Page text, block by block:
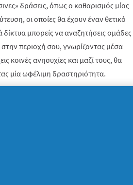
δράσεις, όπως ο καθαρισμός μίας
οι οποίες θα έχουν έναν θετικό
μπορείς να αναζητήσεις ομάδες
περιοχή σου, γνωρίζοντας μέσα
κοινές ανησυχίες και μαζί τους, θα
μία ωφέλιμη δραστηριότητα.